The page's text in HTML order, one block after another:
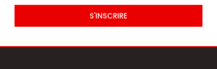
S'INSCRIRE